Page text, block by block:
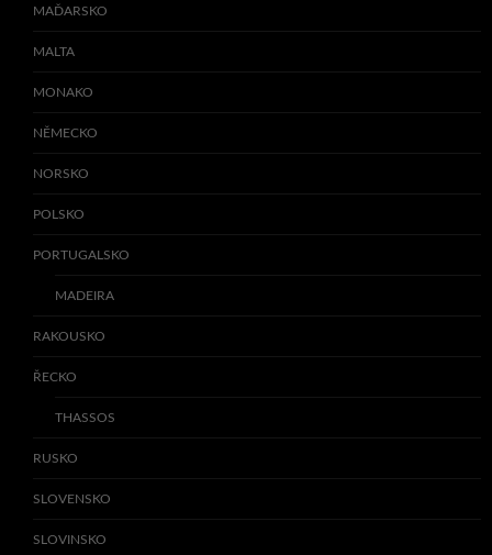
MAĎARSKO
MALTA
MONAKO
NĚMECKO
NORSKO
POLSKO
PORTUGALSKO
MADEIRA
RAKOUSKO
ŘECKO
THASSOS
RUSKO
SLOVENSKO
SLOVINSKO